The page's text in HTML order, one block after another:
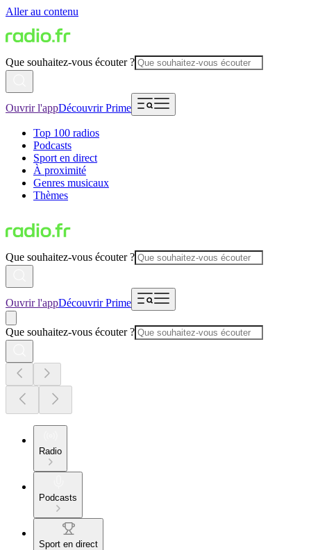
Aller au contenu
Que souhaitez-vous écouter ?
Ouvrir l'appDécouvrir Prime
Top 100 radios
Podcasts
Sport en direct
À proximité
Genres musicaux
Thèmes
Que souhaitez-vous écouter ?
Ouvrir l'appDécouvrir Prime
Que souhaitez-vous écouter ?
Radio
Podcasts
Sport en direct